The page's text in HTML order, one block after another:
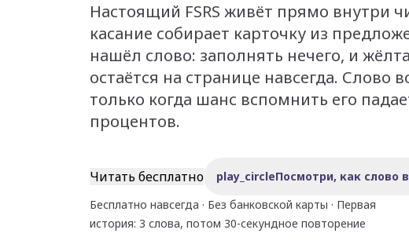
Настоящий FSRS живёт прямо внутри
касание собирает карточку из
нашёл слово: заполнять нечего, и
остаётся на странице навсегда. Слово
только когда шанс вспомнить его
процентов.
Читать бесплатно play_circleПосмотри, как слово
Бесплатно навсегда · Без банковской карты · Первая
история: 3 слова, потом 30-секундное повторение